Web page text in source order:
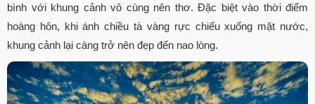
bình với khung cảnh vô cùng nên thơ. Đặc biệt vào thời điểm
hoàng hôn, khi ánh chiều tà vàng rực chiếu xuống mặt nước,
khung cảnh lại càng trở nên đẹp đến nao lòng.